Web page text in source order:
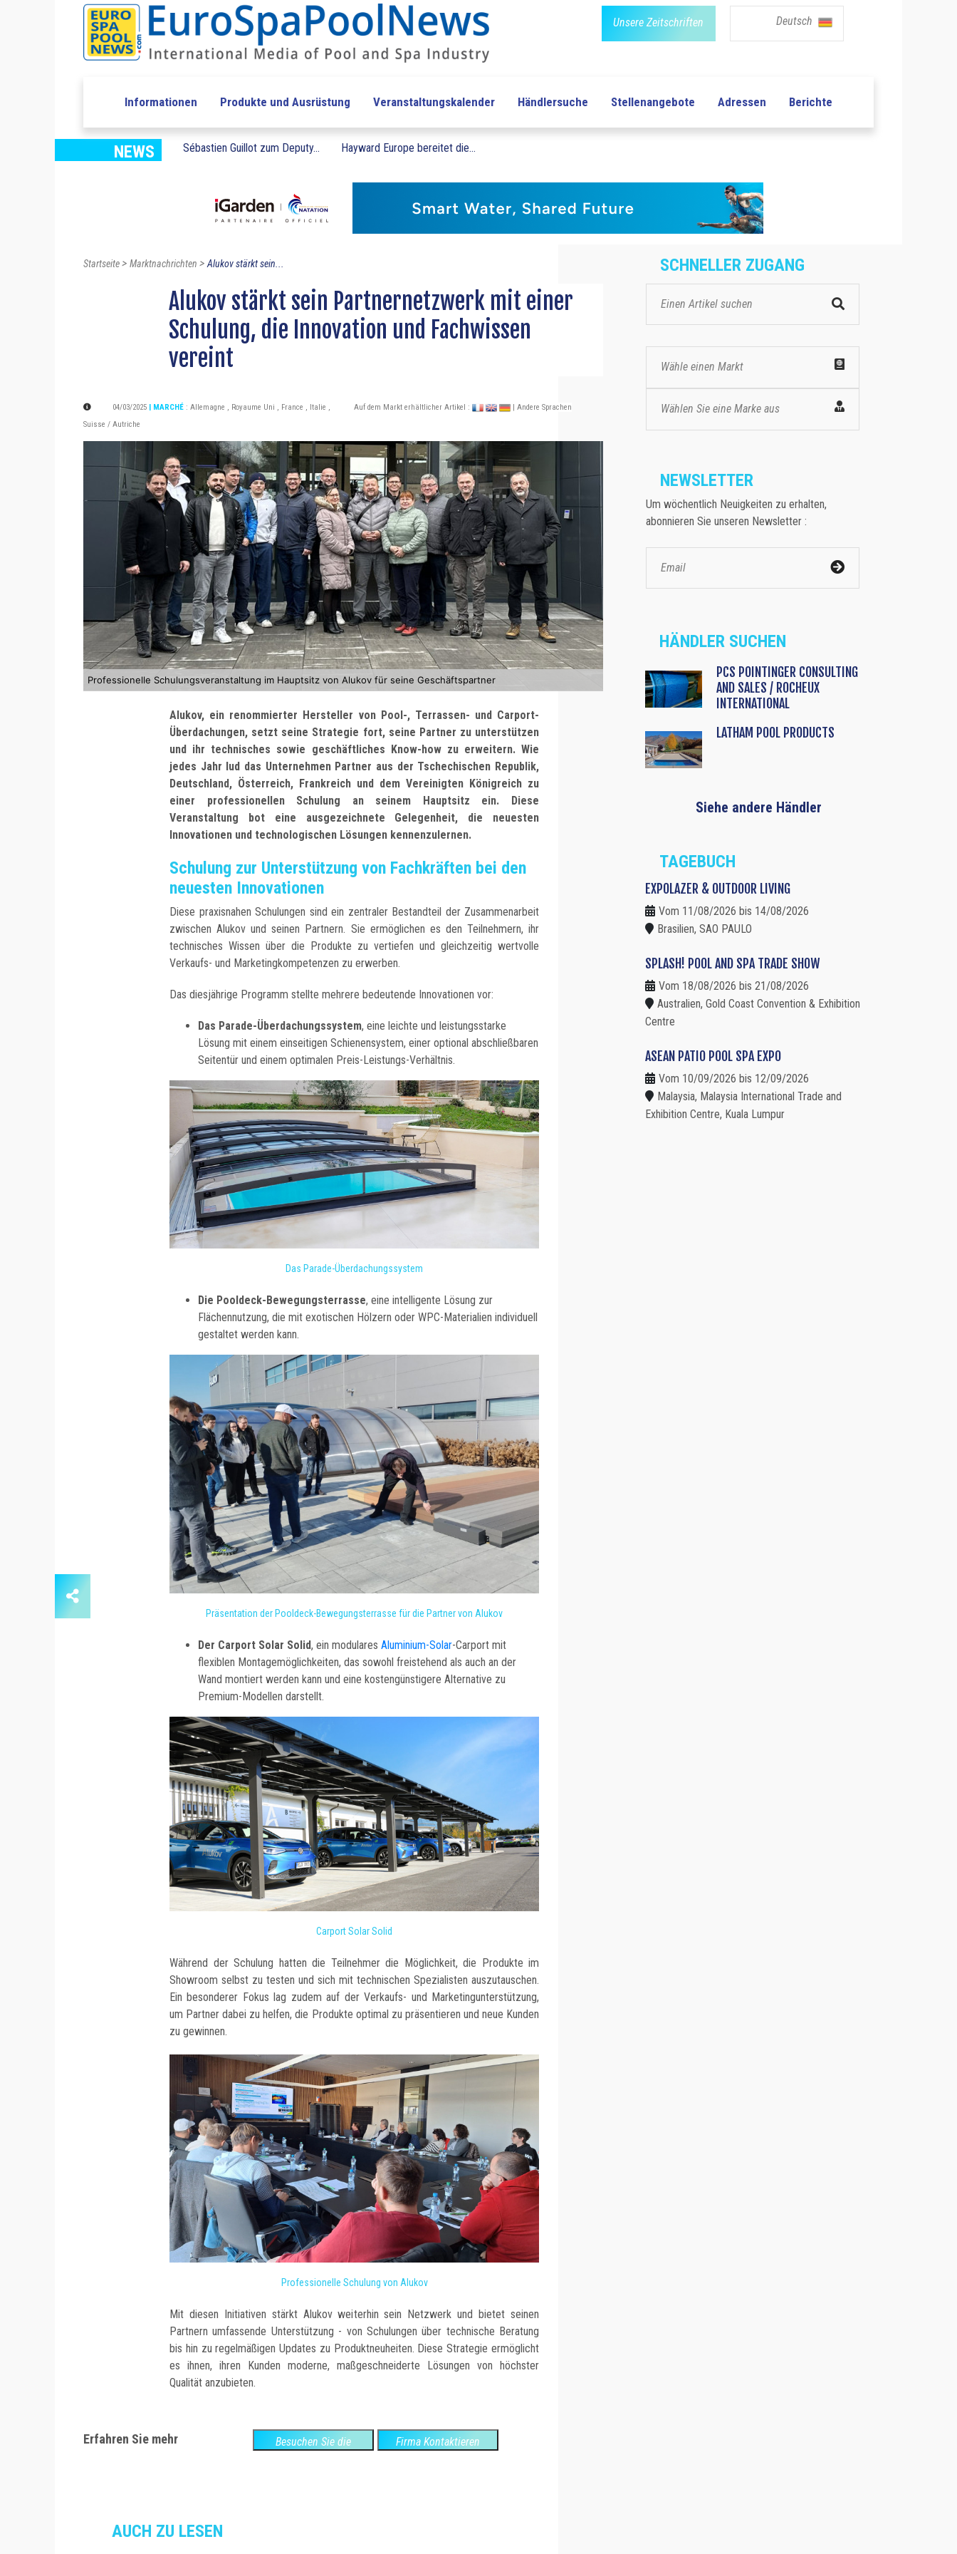
Unsere Zeitschriften Deutsch
Informationen Produkte und Ausrüstung Veranstaltungskalender Händlersuche Stellenangebote Adressen Berichte
NEWS Sébastien Guillot zum Deputy... Hayward Europe bereitet die...
Startseite> Marktnachrichten >Alukov stärkt sein...
Alukov stärkt sein Partnernetzwerk mit einer
Schulung, die Innovation und Fachwissen
vereint
04/03/2025 | MARCHÉ : Allemagne , Royaume Uni , France , Italie ,
Suisse / Autriche
Auf dem Markt erhältlicher Artikel : | Andere Sprachen
Professionelle Schulungsveranstaltung im Hauptsitz von Alukov für seine Geschäftspartner
Alukov, ein renommierter Hersteller von Pool-, Terrassen- und Carport-
Überdachungen, setzt seine Strategie fort, seine Partner zu unterstützen
und ihr technisches sowie geschäftliches Know-how zu erweitern. Wie
jedes Jahr lud das Unternehmen Partner aus der Tschechischen Republik,
Deutschland, Österreich, Frankreich und dem Vereinigten Königreich zu
einer professionellen Schulung an seinem Hauptsitz ein. Diese
Veranstaltung bot eine ausgezeichnete Gelegenheit, die neuesten
Innovationen und technologischen Lösungen kennenzulernen.
Schulung zur Unterstützung von Fachkräften bei den
neuesten Innovationen
Diese praxisnahen Schulungen sind ein zentraler Bestandteil der Zusammenarbeit
zwischen Alukov und seinen Partnern. Sie ermöglichen es den Teilnehmern, ihr
technisches Wissen über die Produkte zu vertiefen und gleichzeitig wertvolle
Verkaufs- und Marketingkompetenzen zu erwerben.
Das diesjährige Programm stellte mehrere bedeutende Innovationen vor:
Das Parade-Überdachungssystem, eine leichte und leistungsstarke
Lösung mit einem einseitigen Schienensystem, einer optional abschließbaren
Seitentür und einem optimalen Preis-Leistungs-Verhältnis.
Das Parade-Überdachungssystem
Die Pooldeck-Bewegungsterrasse, eine intelligente Lösung zur
Flächennutzung, die mit exotischen Hölzern oder WPC-Materialien individuell
gestaltet werden kann.
Präsentation der Pooldeck-Bewegungsterrasse für die Partner von Alukov
Der Carport Solar Solid, ein modulares Aluminium-Solar-Carport mit
flexiblen Montagemöglichkeiten, das sowohl freistehend als auch an der
Wand montiert werden kann und eine kostengünstigere Alternative zu
Premium-Modellen darstellt.
Carport Solar Solid
Während der Schulung hatten die Teilnehmer die Möglichkeit, die Produkte im
Showroom selbst zu testen und sich mit technischen Spezialisten auszutauschen.
Ein besonderer Fokus lag zudem auf der Verkaufs- und Marketingunterstützung,
um Partner dabei zu helfen, die Produkte optimal zu präsentieren und neue Kunden
zu gewinnen.
Professionelle Schulung von Alukov
Mit diesen Initiativen stärkt Alukov weiterhin sein Netzwerk und bietet seinen
Partnern umfassende Unterstützung - von Schulungen über technische Beratung
bis hin zu regelmäßigen Updates zu Produktneuheiten. Diese Strategie ermöglicht
es ihnen, ihren Kunden moderne, maßgeschneiderte Lösungen von höchster
Qualität anzubieten.
Erfahren Sie mehr
Besuchen Sie die
Firma Kontaktieren
AUCH ZU LESEN
SCHNELLER ZUGANG
Wähle einen Markt
Wählen Sie eine Marke aus
NEWSLETTER
Um wöchentlich Neuigkeiten zu erhalten,
abonnieren Sie unseren Newsletter :
HÄNDLER SUCHEN
PCS POINTINGER CONSULTING
AND SALES / ROCHEUX
INTERNATIONAL
LATHAM POOL PRODUCTS
Siehe andere Händler
TAGEBUCH
EXPOLAZER & OUTDOOR LIVING
Vom 11/08/2026 bis 14/08/2026
Brasilien, SAO PAULO
SPLASH! POOL AND SPA TRADE SHOW
Vom 18/08/2026 bis 21/08/2026
Australien, Gold Coast Convention & Exhibition
Centre
ASEAN PATIO POOL SPA EXPO
Vom 10/09/2026 bis 12/09/2026
Malaysia, Malaysia International Trade and
Exhibition Centre, Kuala Lumpur